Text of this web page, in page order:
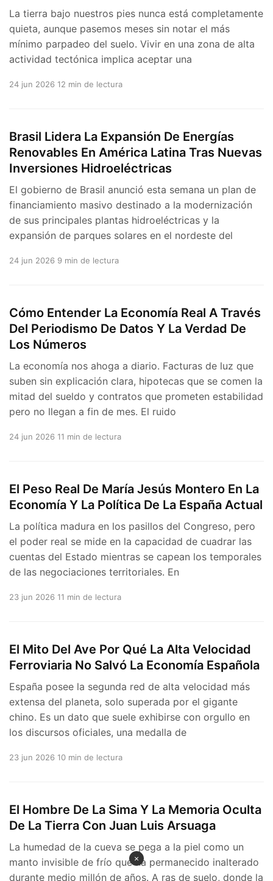
La tierra bajo nuestros pies nunca está completamente
quieta, aunque pasemos meses sin notar el más
mínimo parpadeo del suelo. Vivir en una zona de alta
actividad tectónica implica aceptar una
24 jun 2026 12 min de lectura
Brasil Lidera La Expansión De Energías
Renovables En América Latina Tras Nuevas
Inversiones Hidroeléctricas
El gobierno de Brasil anunció esta semana un plan de
financiamiento masivo destinado a la modernización
de sus principales plantas hidroeléctricas y la
expansión de parques solares en el nordeste del
24 jun 2026 9 min de lectura
Cómo Entender La Economía Real A Través
Del Periodismo De Datos Y La Verdad De
Los Números
La economía nos ahoga a diario. Facturas de luz que
suben sin explicación clara, hipotecas que se comen la
mitad del sueldo y contratos que prometen estabilidad
pero no llegan a fin de mes. El ruido
24 jun 2026 11 min de lectura
El Peso Real De María Jesús Montero En La
Economía Y La Política De La España Actual
La política madura en los pasillos del Congreso, pero
el poder real se mide en la capacidad de cuadrar las
cuentas del Estado mientras se capean los temporales
de las negociaciones territoriales. En
23 jun 2026 11 min de lectura
El Mito Del Ave Por Qué La Alta Velocidad
Ferroviaria No Salvó La Economía Española
España posee la segunda red de alta velocidad más
extensa del planeta, solo superada por el gigante
chino. Es un dato que suele exhibirse con orgullo en
los discursos oficiales, una medalla de
23 jun 2026 10 min de lectura
El Hombre De La Sima Y La Memoria Oculta
De La Tierra Con Juan Luis Arsuaga
La humedad de la cueva se pega a la piel como un
manto invisible de frío que ha permanecido inalterado
durante medio millón de años. A ras de suelo, donde la
×